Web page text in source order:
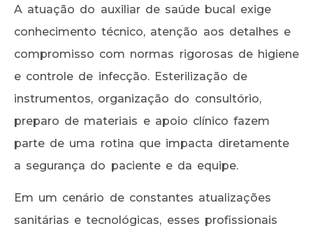
A atuação do auxiliar de saúde bucal exige
conhecimento técnico, atenção aos detalhes e
compromisso com normas rigorosas de higiene
e controle de infecção. Esterilização de
instrumentos, organização do consultório,
preparo de materiais e apoio clínico fazem
parte de uma rotina que impacta diretamente
a segurança do paciente e da equipe.
Em um cenário de constantes atualizações
sanitárias e tecnológicas, esses profissionais